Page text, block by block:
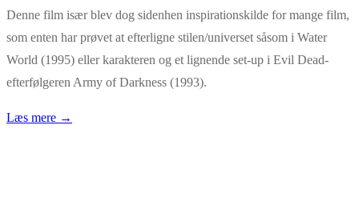
Denne film især blev dog sidenhen inspirationskilde for mange film,
som enten har prøvet at efterligne stilen/universet såsom i Water
World (1995) eller karakteren og et lignende set-up i Evil Dead-
efterfølgeren Army of Darkness (1993).
Læs mere →